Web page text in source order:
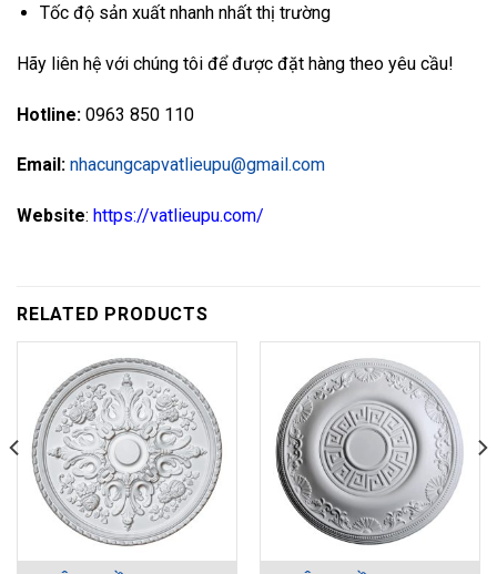
Tốc độ sản xuất nhanh nhất thị trường
Hãy liên hệ với chúng tôi để được đặt hàng theo yêu cầu!
Hotline: 0963 850 110
Email: nhacungcapvatlieupu@gmail.com
Website: https://vatlieupu.com/
RELATED PRODUCTS